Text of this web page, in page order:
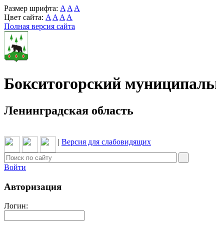
Размер шрифта: A A A
Цвет сайта: A A A A
Полная версия сайта
Бокситогорский
Ленинградская область
| Версия для слабовидящих
Войти
Авторизация
Логин: